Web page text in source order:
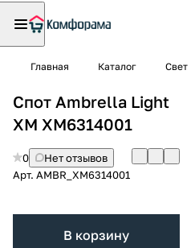
Главная Каталог Свет
Спот Ambrella Light
XM XM6314001
0
Нет отзывов
Арт. AMBR_XM6314001
В корзину